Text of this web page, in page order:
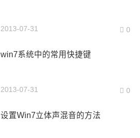
2013-07-31 0
win7系统中的常用快捷键
2013-07-31 0
设置Win7立体声混音的方法